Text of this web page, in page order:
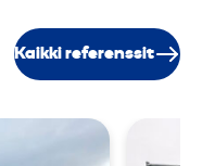
Kaikki referenssit